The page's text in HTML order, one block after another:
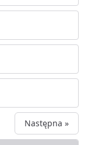
Następna »